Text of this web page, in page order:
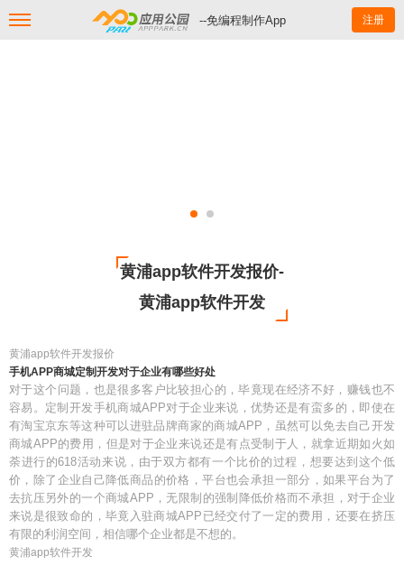
--免编程制作App 注册
黄浦app软件开发报价-
黄浦app软件开发
黄浦app软件开发报价
手机APP商城定制开发对于企业有哪些好处
对于这个问题，也是很多客户比较担心的，毕竟现在经济不好，赚钱也不
容易。定制开发手机商城APP对于企业来说，优势还是有蛮多的，即使在
有淘宝京东等这种可以进驻品牌商家的商城APP，虽然可以免去自己开发
商城APP的费用，但是对于企业来说还是有点受制于人，就拿近期如火如
荼进行的618活动来说，由于双方都有一个比价的过程，想要达到这个低
价，除了企业自己降低商品的价格，平台也会承担一部分，如果平台为了
去抗压另外的一个商城APP，无限制的强制降低价格而不承担，对于企业
来说是很致命的，毕竟入驻商城APP已经交付了一定的费用，还要在挤压
有限的利润空间，相信哪个企业都是不想的。
黄浦app软件开发